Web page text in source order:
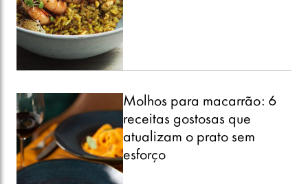
Molhos para macarrão: 6
receitas gostosas que
atualizam o prato sem
esforço